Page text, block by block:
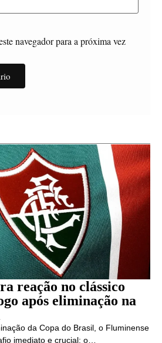
navegador para a próxima vez
reação no clássico
após eliminação na
da Copa do Brasil, o Fluminense
imediato e crucial: o…